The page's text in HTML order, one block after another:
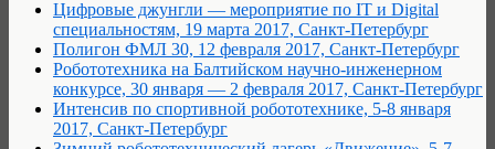
Цифровые джунгли — мероприятие по IT и Digital
специальностям, 19 марта 2017, Санкт-Петербург
Полигон ФМЛ 30, 12 февраля 2017, Санкт-Петербург
Робототехника на Балтийском научно-инженерном
конкурсе, 30 января — 2 февраля 2017, Санкт-Петербург
Интенсив по спортивной робототехнике, 5-8 января
2017, Санкт-Петербург